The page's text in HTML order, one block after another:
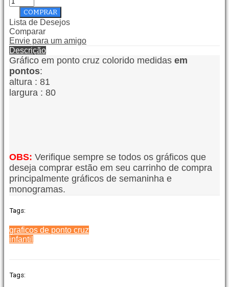
Lista de Desejos
Comparar
Envie para um amigo
Descrição
Gráfico em ponto cruz colorido medidas em
pontos:
altura : 81
largura : 80
OBS: Verifique sempre se todos os gráficos que
deseja comprar estão em seu carrinho de compra
principalmente gráficos de semaninha e
monogramas.
Tags:
graficos de ponto cruz
infantil
Tags: